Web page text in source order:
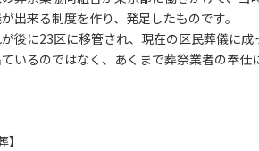
出来る制度を作り、発足したものです。
後に23区に移管され、現在の区民葬儀に成
いるのではなく、あくまで葬祭業者の奉仕
】